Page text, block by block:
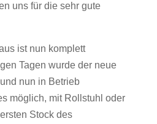
uns für die sehr gute
ist nun komplett
Tagen wurde der neue
nun in Betrieb
möglich, mit Rollstuhl oder
Stock des